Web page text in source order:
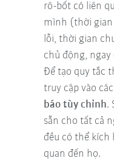
rô-bốt có liên
mình (thời gian
lỗi, thời gian
chủ động,
Để tạo quy tắc
truy cập vào
báo tùy chỉnh.
sẵn cho tất cả
đều có thể kích
quan đến họ.